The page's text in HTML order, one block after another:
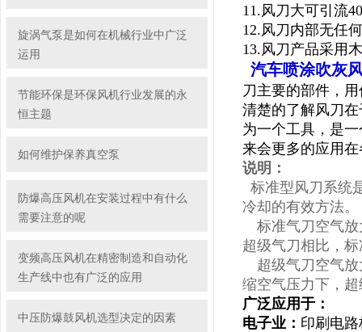
旋涡气泵是如何在机械行业中广泛
运用
节能环保是环保风机行业发展的永
恒主题
如何维护保养真空泵
防爆高压风机在安装过程中有什么
需要注意的呢
变频高压风机在精密制造和自动化
生产线中也有广泛的应用
中压防爆鼓风机选型决定的因素
11.风刀大可引流
12.风刀内部无任
13.风刀产品采用
汽车喷涂吹灰
刀主要的部件，
清楚的了解风刀
为一个工具，是
来会更多的应用
说明：
标准型风刀系统
冷却的有效方法。
标准气刀空气放
超级气刀相比，
超级气刀空气放
缩空气压力下，
广泛应用于：
电子业： 印刷电